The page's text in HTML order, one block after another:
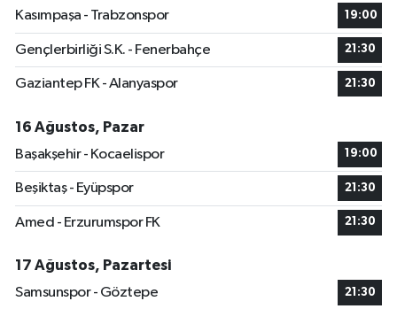
Kasımpaşa - Trabzonspor 19:00
Gençlerbirliği S.K. - Fenerbahçe 21:30
Gaziantep FK - Alanyaspor 21:30
16 Ağustos, Pazar
Başakşehir - Kocaelispor
19:00
Beşiktaş - Eyüpspor 21:30
Amed - Erzurumspor FK 21:30
17 Ağustos, Pazartesi
Samsunspor - Göztepe
21:30